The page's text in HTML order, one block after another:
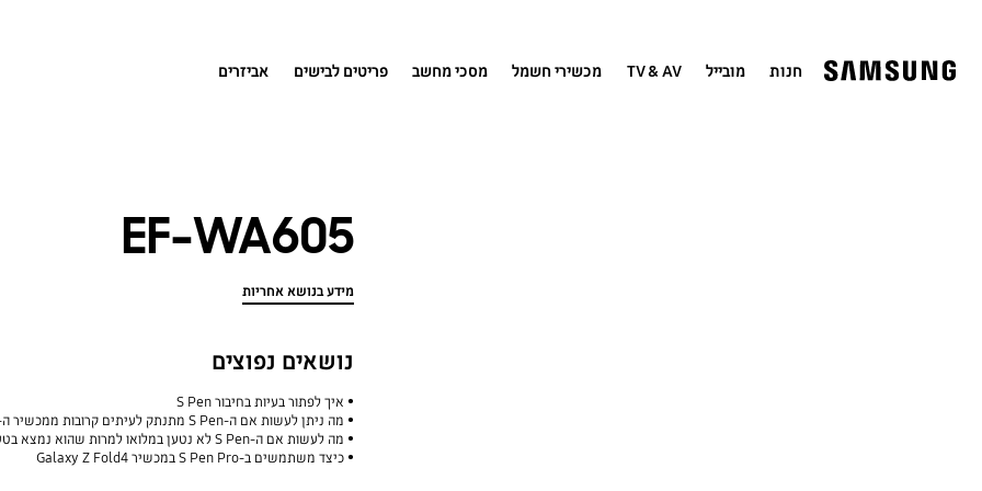
חנות מובייל TV & AV מכשירי חשמל מסכי מחשב פריטים לבישים אביזרים
EF-WA605
מידע בנושא אחריות
נושאים נפוצים
איך לפתור בעיות בחיבור S Pen
מה ניתן לעשות אם ה-S Pen מתנתק לעיתים קרובות ממכשיר ה-Galaxy שלכם
מה לעשות אם ה-S Pen לא נטען במלואו למרות שהוא נמצא בטעינה למשך זמן רב?
כיצד משתמשים ב-S Pen Pro במכשיר Galaxy Z Fold4